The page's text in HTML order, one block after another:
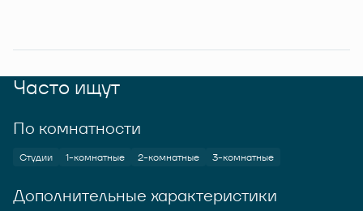
Часто ищут
По комнатности
Студии 1-комнатные 2-комнатные 3-комнатные
Дополнительные характеристики